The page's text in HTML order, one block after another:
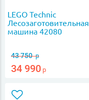
LEGO Technic
Лесозаготовительная
машина 42080
43 750р
34 990 р